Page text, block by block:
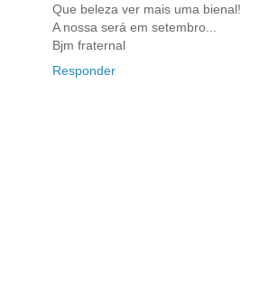
Que beleza ver mais uma bienal!
A nossa será em setembro...
Bjm fraternal
Responder